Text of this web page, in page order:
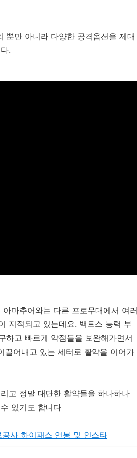
뿐만 아니라 다양한 공격옵션을 제대
.
마추어와는 다른 프로무대에서 여러
지적되고 있는데요. 백토스 능력 부
하고 빠르게 약점들을 보완해가면서
끌어내고 있는 세터로 활약을 이어가
고 정말 대단한 활약들을 하나하나
있기도 합니다
사 하이패스 연봉 및 인스타